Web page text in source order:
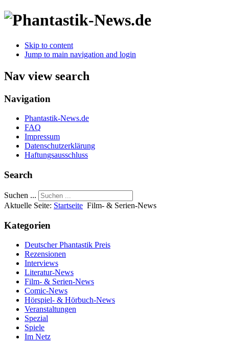
Skip to content
Jump to main navigation and login
Nav view search
Navigation
Phantastik-News.de
FAQ
Impressum
Datenschutzerklärung
Haftungsausschluss
Search
Suchen ...
Aktuelle Seite: Startseite Film- & Serien-News
Kategorien
Deutscher Phantastik Preis
Rezensionen
Interviews
Literatur-News
Film- & Serien-News
Comic-News
Hörspiel- & Hörbuch-News
Veranstaltungen
Spezial
Spiele
Im Netz